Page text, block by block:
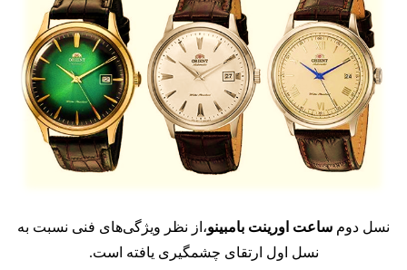
نسل دوم ساعت اورینت بامبینو،از نظر ویژگی‌های فنی نسبت به
نسل اول ارتقای چشمگیری یافته است.